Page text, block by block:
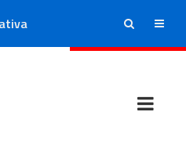
ricerca menu